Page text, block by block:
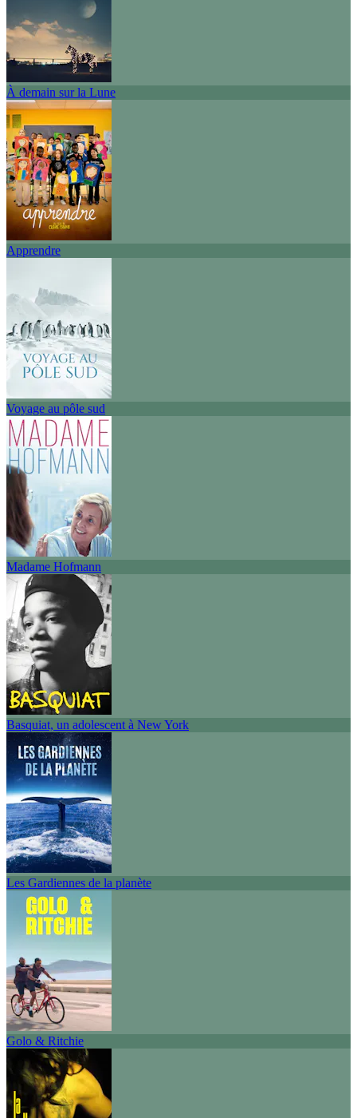
À demain sur la Lune
Apprendre
Voyage au pôle sud
Madame Hofmann
Basquiat, un adolescent à New York
Les Gardiennes de la planète
Golo & Ritchie